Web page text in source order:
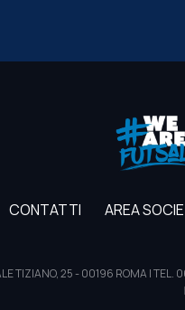
CONTATTI AREA
TIZIANO, 25 - 00196 ROMA |